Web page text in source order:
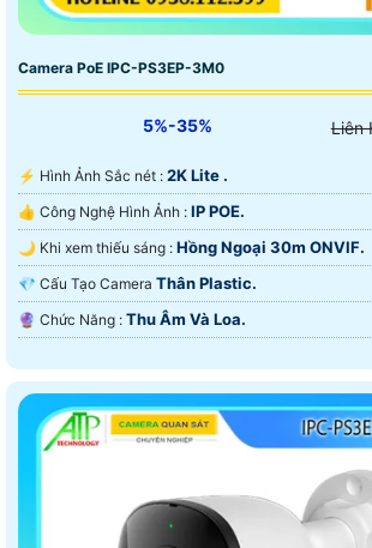
Camera PoE IPC-PS3EP-3M0
5%-35% Liên
️⚡ Hình Ảnh Sắc nét : 2K Lite .
👍 Công Nghệ Hình Ảnh : IP POE.
🌙 Khi xem thiếu sáng : Hồng Ngoại 30m ONVIF.
💎 Cấu Tạo Camera Thân Plastic.
️🔮 Chức Năng : Thu Âm Và Loa.